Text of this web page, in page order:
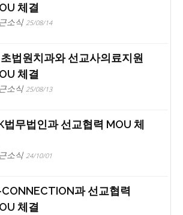
체결
소식 25/08/14
법원치과와 선교사의료지원
체결
소식 25/08/13
법무법인과 선교협력 MOU 체
소식 24/10/01
과 선교협력
체결